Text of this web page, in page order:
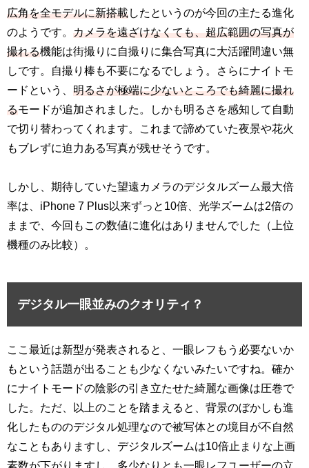
広角を全モデルに新搭載したというのが今回の主たる進化
のようです。 カメラを遠ざけなくても、超広範囲の写真が
撮れる機能は街撮りに自撮りに集合写真に大活躍間違い無
しです。自撮り棒も不要になるでしょう。さらにナイトモ
ードという、 明るさが極端に少ないところでも綺麗に撮れ
るモードが追加されました。しかも明るさを感知して自動
で切り替わってくれます。これまで諦めていた夜景や花火
もブレずに迫力ある写真が残せそうです。
しかし、期待していた望遠カメラのデジタルズーム最大倍
率は、iPhone 7 Plus以来ずっと10倍、光学ズームは2倍の
ままで、今回もこの数値に進化はありませんでした（上位
機種のみ比較）。
デジタル一眼並みのクオリティ？
ここ最近は新型が発表されると、一眼レフもう必要ないか
もという話題が出ることも少なくないみたいですね。確か
にナイトモードの陰影の引き立たせた綺麗な画像は圧巻で
した。ただ、以上のことを踏まえると、背景のぼかしも進
化したもののデジタル処理なので被写体との境目が不自然
なこともありますし、デジタルズームは10倍止まりな上画
素数が下がりますし、多少なりとも一眼レフユーザーの立